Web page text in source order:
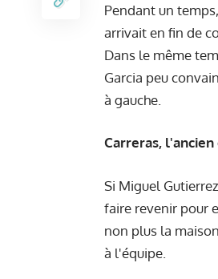
Pendant un
arrivait en fin de
Dans le même
Garcia peu
à gauche.
Carreras,
Si Miguel
faire revenir pour
non plus la
à l'équipe.